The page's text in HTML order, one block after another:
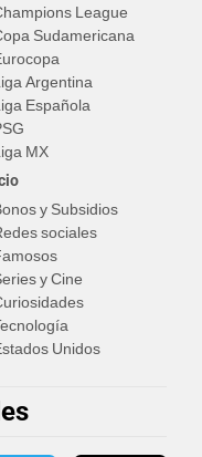
League
Sudamericana
Argentina
Española
MX
y Subsidios
sociales
y Cine
Unidos